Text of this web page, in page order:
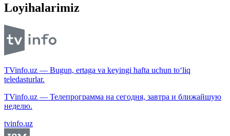
Loyihalarimiz
TVinfo.uz — Bugun, ertaga va keyingi hafta uchun to‘liq
teledasturlar.
TVinfo.uz — Телепрограмма на сегодня, завтра и ближайшую
неделю.
tvinfo.uz